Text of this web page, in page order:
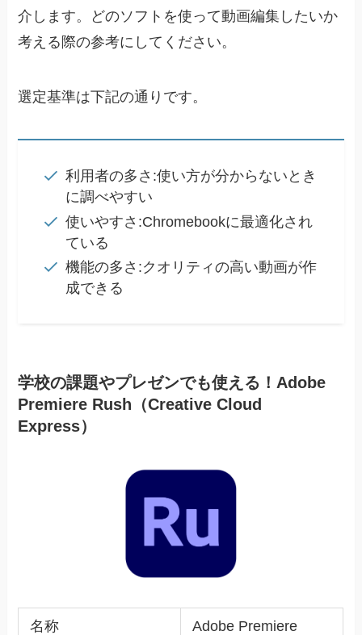
介します。どのソフトを使って動画編集したいか
考える際の参考にしてください。
選定基準は下記の通りです。
利用者の多さ:使い方が分からないとき
に調べやすい
使いやすさ:Chromebookに最適化され
ている
機能の多さ:クオリティの高い動画が作
成できる
学校の課題やプレゼンでも使える！Adobe
Premiere Rush（Creative Cloud
Express）
名称
Adobe Premiere